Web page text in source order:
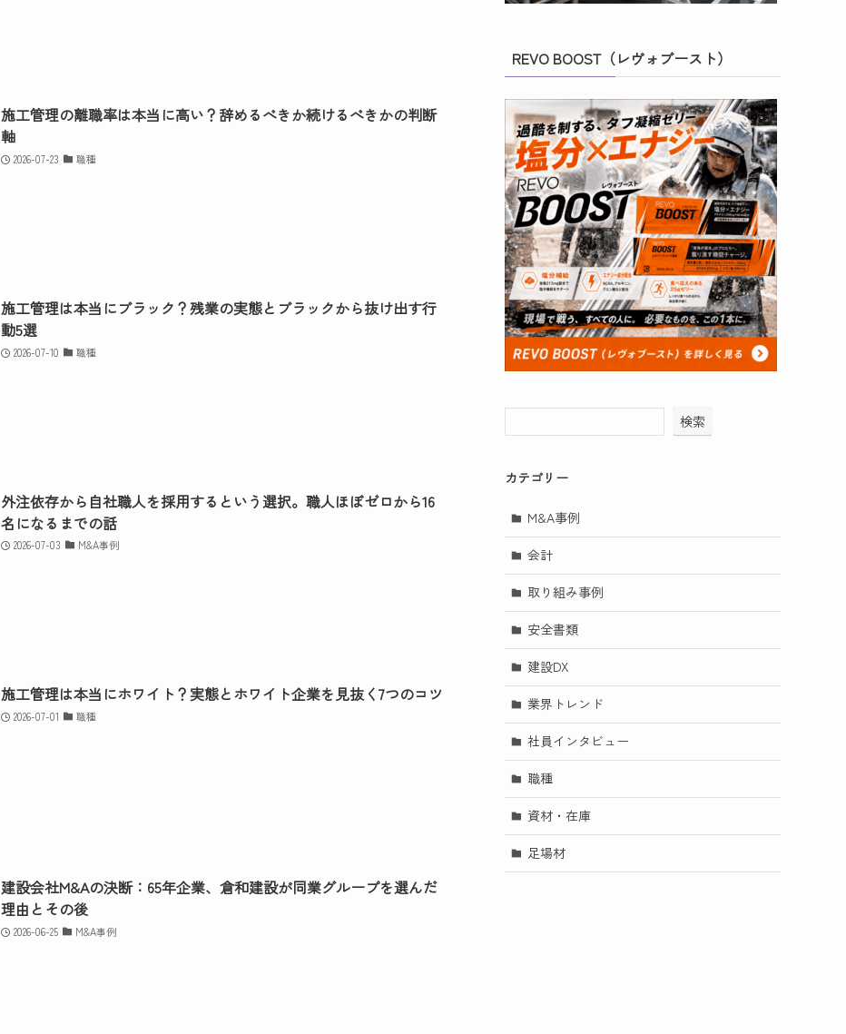
施工管理の離職率は本当に高い？辞めるべきか続けるべきかの判断
軸
2026-07-23 職種
施工管理は本当にブラック？残業の実態とブラックから抜け出す行
動5選
2026-07-10 職種
外注依存から自社職人を採用するという選択。職人ほぼゼロから16
名になるまでの話
2026-07-03 M&A事例
施工管理は本当にホワイト？実態とホワイト企業を見抜く7つのコツ
2026-07-01 職種
建設会社M&Aの決断：65年企業、倉和建設が同業グループを選んだ
理由とその後
2026-06-25 M&A事例
REVO BOOST（レヴォブースト）
検索
カテゴリー
M&A事例
会計
取り組み事例
安全書類
建設DX
業界トレンド
社員インタビュー
職種
資材・在庫
足場材